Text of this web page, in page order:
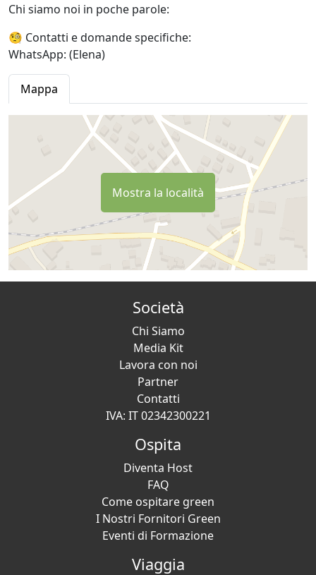
Chi siamo noi in poche parole:
🧐 Contatti e domande specifiche:
WhatsApp: (Elena)
Mappa
Mostra la località
Società
Chi Siamo
Media Kit
Lavora con noi
Partner
Contatti
IVA: IT 02342300221
Ospita
Diventa Host
FAQ
Come ospitare green
I Nostri Fornitori Green
Eventi di Formazione
Viaggia